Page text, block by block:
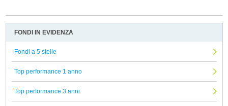
FONDI IN EVIDENZA
Fondi a 5 stelle
Top performance 1 anno
Top performance 3 anni